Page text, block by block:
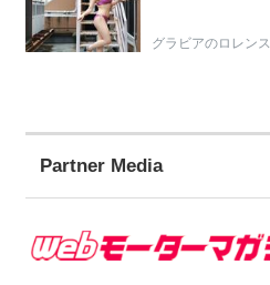
グラビアのロレンス
Partner Media